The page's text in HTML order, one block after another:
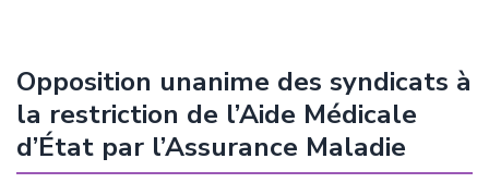
Opposition unanime des syndicats à
la restriction de l’Aide Médicale
d’État par l’Assurance Maladie